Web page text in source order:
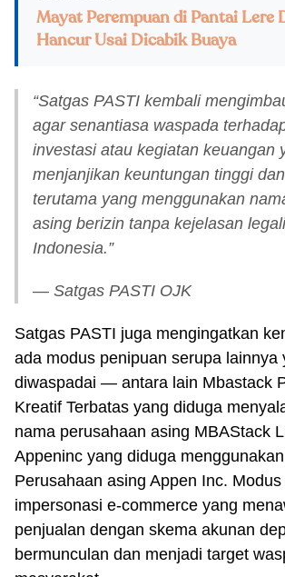
Mayat Perempuan di Pantai Lere
Hancur Usai Dicabik Buaya
“Satgas PASTI kembali
agar senantiasa waspada
investasi atau kegiatan keuangan
menjanjikan keuntungan tinggi
terutama yang menggunakan
asing berizin tanpa kejelasan
Indonesia.”
— Satgas PASTI OJK
Satgas PASTI juga mengingatkan
ada modus penipuan serupa lainnya
diwaspadai — antara lain Mbastack
Kreatif Terbatas yang diduga
nama perusahaan asing MBAStack
Appeninc yang diduga
Perusahaan asing Appen Inc.
impersonasi e-commerce yang
penjualan dengan skema akunan
bermunculan dan menjadi target